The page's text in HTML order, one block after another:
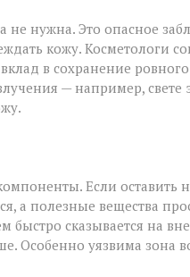
не нужна. Это опасное
кожу. Косметологи
в сохранение
— например, свете
Если оставить
а полезные вещества
быстро сказывается на
Особенно уязвима зона